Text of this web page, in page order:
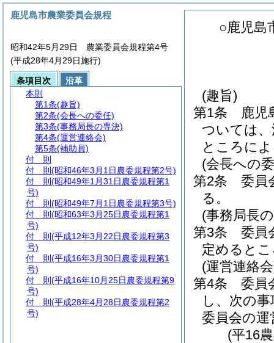
○鹿児島
(趣旨)
第1条
鹿児
ついては
ところに
(会長への
第2条
委員
る。
(事務局長
第3条
委員
定めると
(運営連絡
第4条
委員
し、次の
委員会の
(平16
鹿児島市農業委員会規程
昭和42年5月29日 農業委員会規程第4号
(平成28年4月29日施行)
条項目次
沿革
本則
第1条(趣旨)
第2条(会長への委任)
第3条(事務局長の専決)
第4条(運営連絡会)
第5条(補助員)
付 則
付 則 (昭和46年3月1日農委規程第2号)
付 則 (昭和49年1月31日農委規程第1
号)
付 則 (昭和49年7月1日農委規程第3号)
付 則 (昭和63年3月25日農委規程第1
号)
付 則 (平成12年3月22日農委規程第3
号)
付 則 (平成16年3月30日農委規程第1
号)
付 則 (平成16年10月25日農委規程第9
号)
付 則 (平成28年4月28日農委規程第2
号)